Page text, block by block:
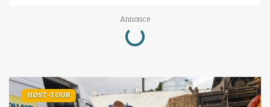
Annonce
Loading...
HØST-TOUR